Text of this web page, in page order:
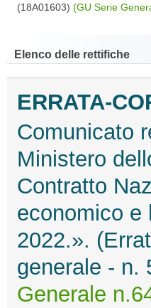
(18A01603) (GU Serie
Elenco delle rettifiche
ERRATA-
Comunicato
Ministero
Contratto
economico e
2022.».
generale - n.
Generale